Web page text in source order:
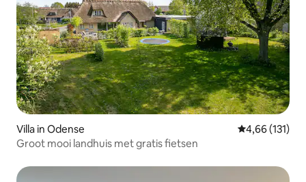
Villa in Odense Gemiddelde
4,66 (131)
Groot mooi landhuis met gratis fietsen